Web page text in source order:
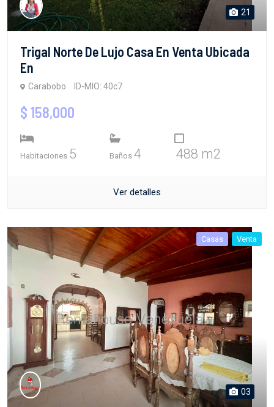
21
Trigal Norte De Lujo Casa En Venta Ubicada
En
Carabobo ID-MIO: 40c7
$ 158,000
Habitaciones 5 Baños 4 488 m2
Ver detalles
Casas Venta
03